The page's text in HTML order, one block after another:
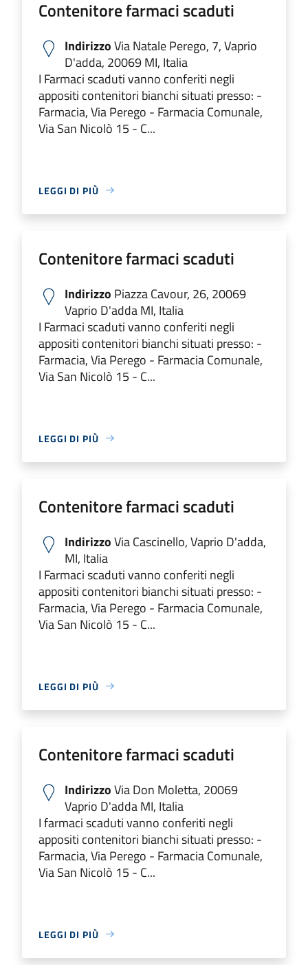
Contenitore farmaci scaduti
IndirizzoVia Natale Perego, 7, Vaprio
D'adda, 20069 MI, Italia
I Farmaci scaduti vanno conferiti negli
appositi contenitori bianchi situati presso: -
Farmacia, Via Perego - Farmacia Comunale,
Via San Nicolò 15 - C...
LEGGI DI PIÙ
Contenitore farmaci scaduti
Indirizzo Piazza Cavour, 26, 20069
Vaprio D'adda MI, Italia
I Farmaci scaduti vanno conferiti negli
appositi contenitori bianchi situati presso: -
Farmacia, Via Perego - Farmacia Comunale,
Via San Nicolò 15 - C...
LEGGI DI PIÙ
Contenitore farmaci scaduti
IndirizzoVia Cascinello, Vaprio D'adda,
MI, Italia
I Farmaci scaduti vanno conferiti negli
appositi contenitori bianchi situati presso: -
Farmacia, Via Perego - Farmacia Comunale,
Via San Nicolò 15 - C...
LEGGI DI PIÙ
Contenitore farmaci scaduti
IndirizzoVia Don Moletta, 20069
Vaprio D'adda MI, Italia
I farmaci scaduti vanno conferiti negli
appositi contenitori bianchi situati presso: -
Farmacia, Via Perego - Farmacia Comunale,
Via San Nicolò 15 - C...
LEGGI DI PIÙ